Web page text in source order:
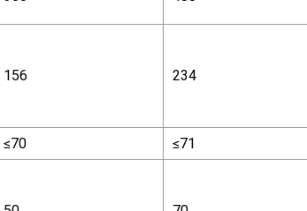
156 234
≤70 ≤71